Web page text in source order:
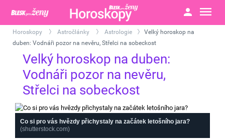
Horoskopy Astročlánky Astrologie
>
Velký horoskop na
duben: Vodnáři pozor na nevěru, Střelci na sobeckost
Velký horoskop na duben:
Vodnáři pozor na nevěru,
Střelci na sobeckost
Co si pro vás hvězdy přichystaly na začátek letošního jara?
(shutterstock.com)